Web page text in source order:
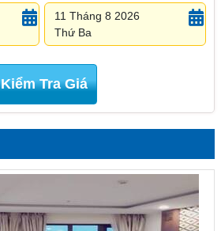
11 Tháng 8 2026
Thứ Ba
Kiểm Tra Giá